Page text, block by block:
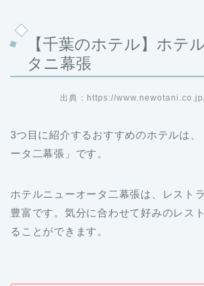
【 千葉のホテル】ホテ
タニ幕張
ータ二幕張」です。
豊富です。気分に合わせて好みのレス
ることができます。